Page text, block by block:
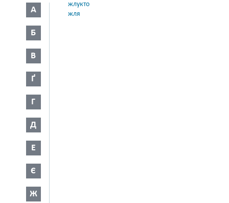
А
Б
В
Ґ
Г
Д
Е
Є
Ж
жлукто
жля